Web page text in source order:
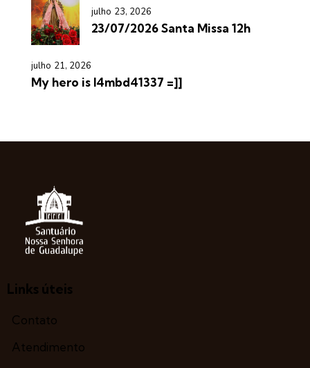
julho 23, 2026
23/07/2026 Santa Missa 12h
julho 21, 2026
My hero is l4mbd41337 =]]
Links úteis
Contato
Atendimento